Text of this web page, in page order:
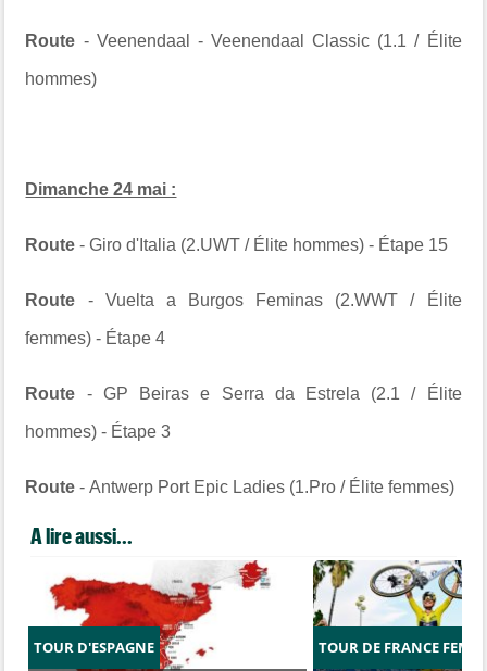
Route - Veenendaal - Veenendaal Classic (1.1 / Élite
hommes)
Dimanche 24 mai :
Route- Giro d'Italia (2.UWT / Élite hommes) - Étape 15
Route - Vuelta a Burgos Feminas (2.WWT / Élite
femmes) - Étape 4
Route - GP Beiras e Serra da Estrela (2.1 / Élite
hommes) - Étape 3
Route- Antwerp Port Epic Ladies (1.Pro / Élite femmes)
A lire aussi...
TOUR D'ESPAGNE TOUR DE FRANCE